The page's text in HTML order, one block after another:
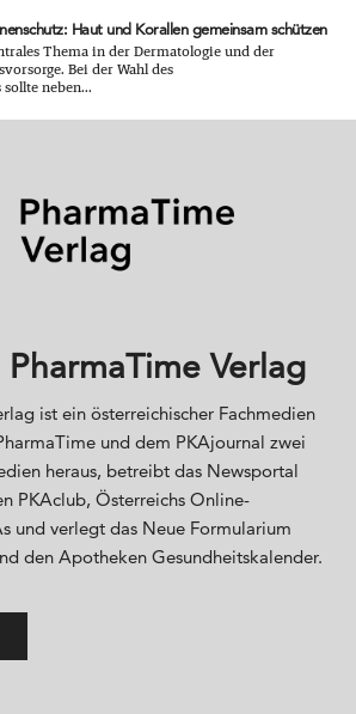
Haut und Korallen gemeinsam schützen
Thema in der Dermatologie und der
Bei der Wahl des
neben...
Verlag
ist ein österreichischer Fachmedien
und dem PKAjournal zwei
heraus, betreibt das Newsportal
PKAclub, Österreichs Online-
und verlegt das Neue Formularium
den Apotheken Gesundheitskalender.